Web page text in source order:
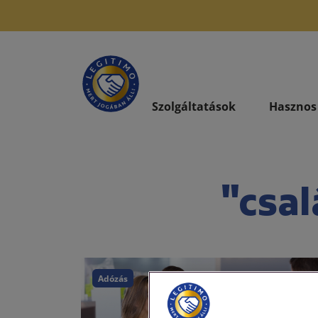
Szolgáltatások
Adózás